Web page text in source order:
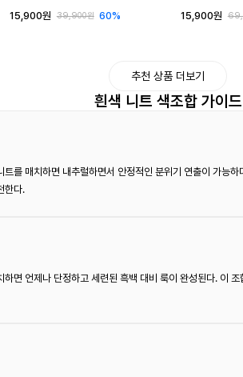
15,900원
39,900원 60%
15,900원
추천 상품 더보기
흰색 니트 색조합 가이드
를 매치하면 내추럴하면서 안정적인 분위기 연출이 가능
한다.
면 언제나 단정하고 세련된 흑백 대비 룩이 완성된다. 이